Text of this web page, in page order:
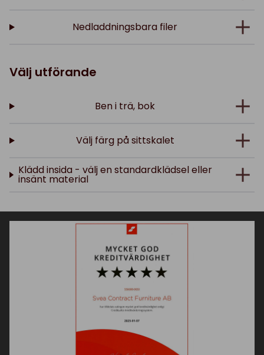
Nedladdningsbara filer
Välj utförande
Ben i trä, bok
Välj färg på sittskalet
Klädd insida - välj en standardklädsel eller
insänt material